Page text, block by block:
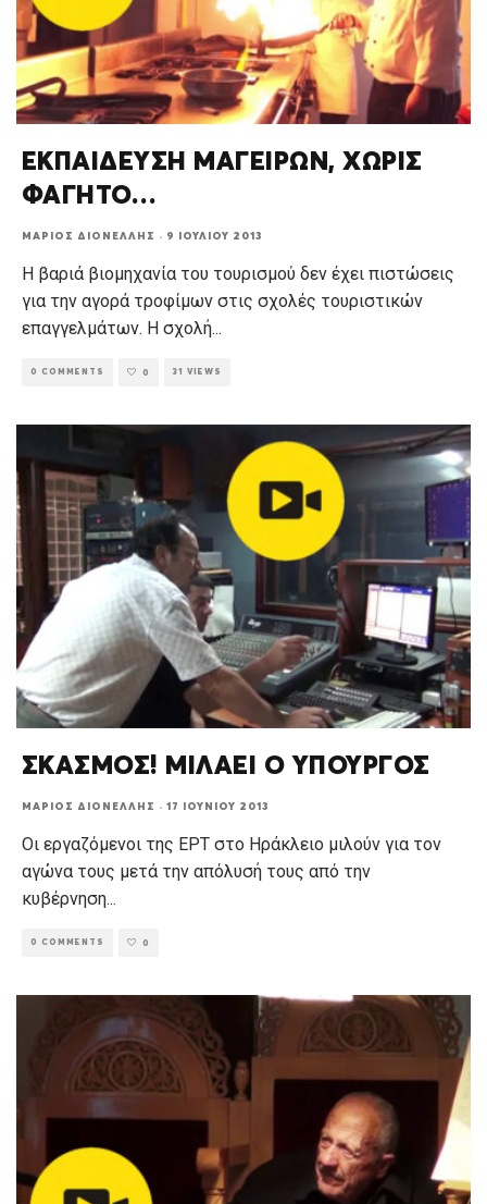
ΕΚΠΑΙΔΕΥΣΗ ΜΑΓΕΙΡΩΝ, ΧΩΡΙΣ
ΦΑΓΗΤΟ…
ΜΆΡΙΟΣ ΔΙΟΝΈΛΛΗΣ · 9 ΙΟΥΛΊΟΥ 2013
Η βαριά βιομηχανία του τουρισμού δεν έχει πιστώσεις
για την αγορά τροφίμων στις σχολές τουριστικών
επαγγελμάτων. Η σχολή...
0 COMMENTS 0 31 VIEWS
ΣΚΑΣΜΟΣ! ΜΙΛΑΕΙ Ο ΥΠΟΥΡΓΟΣ
ΜΆΡΙΟΣ ΔΙΟΝΈΛΛΗΣ · 17 ΙΟΥΝΊΟΥ 2013
Οι εργαζόμενοι της ΕΡΤ στο Ηράκλειο μιλούν για τον
αγώνα τους μετά την απόλυσή τους από την
κυβέρνηση...
0 COMMENTS 0